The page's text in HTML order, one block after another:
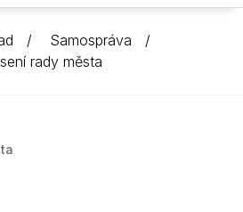
Samospráva
rady města